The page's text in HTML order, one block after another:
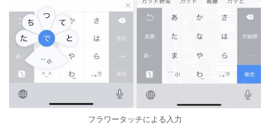
フラワータッチによる入力